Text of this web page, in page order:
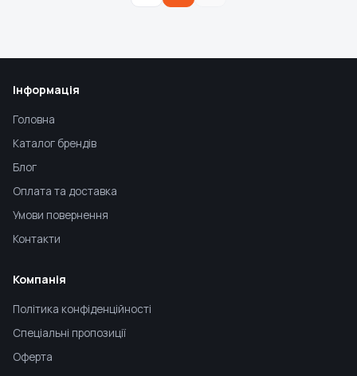
Інформація
Головна
Каталог брендів
Блог
Оплата та доставка
Умови повернення
Контакти
Компанія
Політика конфіденційності
Спеціальні пропозиції
Оферта